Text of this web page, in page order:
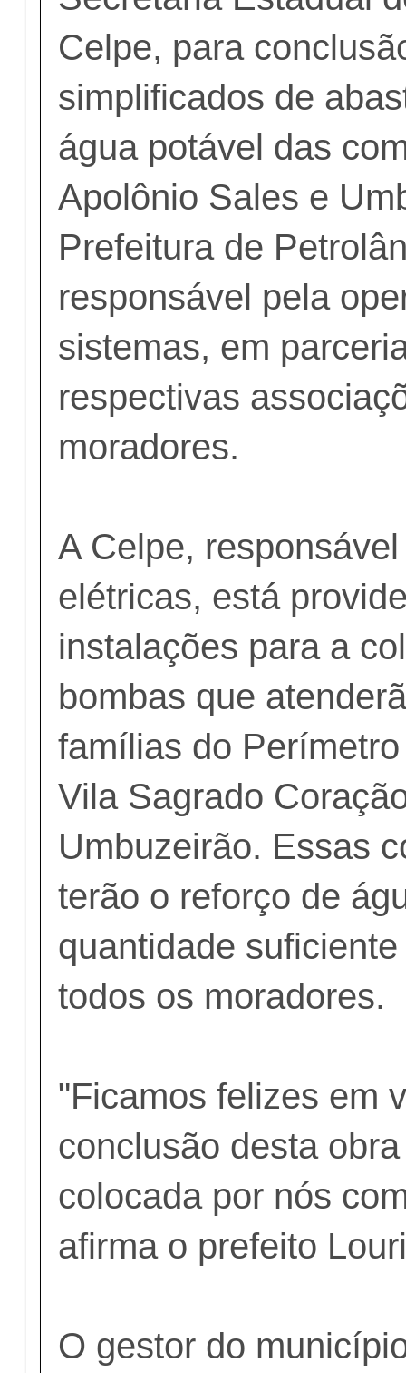
Celpe, para
simplificados de
água potável das
Apolônio Sales e
Prefeitura de
responsável pela
sistemas, em
respectivas
moradores.
A Celpe,
elétricas, está
instalações para a
bombas que
famílias do
Vila Sagrado
Umbuzeirão. Essas
terão o reforço de
quantidade
todos os moradores.
"Ficamos felizes em
conclusão desta
colocada por nós
afirma o prefeito
O gestor do